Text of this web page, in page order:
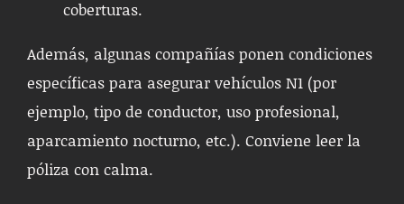
coberturas.
Además, algunas compañías ponen condiciones
específicas para asegurar vehículos N1 (por
ejemplo, tipo de conductor, uso profesional,
aparcamiento nocturno, etc.). Conviene leer la
póliza con calma.